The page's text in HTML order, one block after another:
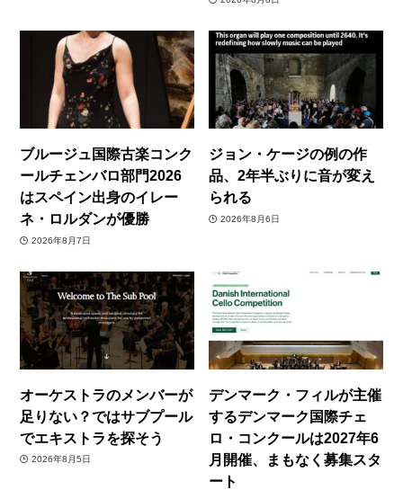
ブルージュ国際古楽コンク
ールチェンバロ部門2026
はスペイン出身のイレー
ネ・ロルダンが優勝
2026年8月7日
ジョン・ケージの例の作
品、2年半ぶりに音が変え
られる
2026年8月6日
オーケストラのメンバーが
足りない？ではサブプール
でエキストラを探そう
2026年8月5日
デンマーク・フィルが主催
するデンマーク国際チェ
ロ・コンクールは2027年6
月開催、まもなく募集スタ
ート